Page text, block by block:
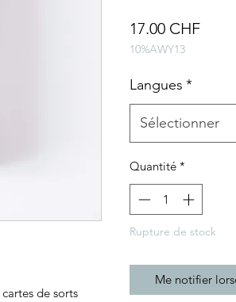
de sorts
17.00 CHFPrix
10%AWY13
Langues *
Sélectionner
Quantité *
Rupture de stock
Me notifier